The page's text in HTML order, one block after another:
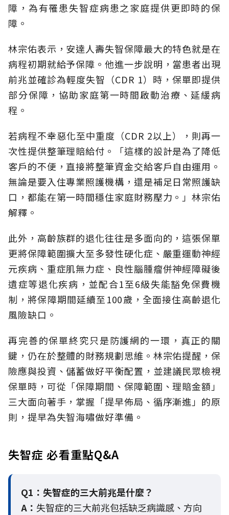
障，為有罹患失智症病患之家庭提供更即時的保
障。
林宗佑表示，安達人壽失智保障最大的特色就是在
病程初期就給予保障。他進一步說明，當患者出現
前兆並確診為輕度失智（CDR 1）時，保單即提供
部分保障，協助家庭第一時間啟動治療、延緩病
程。
若病程不幸惡化至中重度（CDR 2以上），則再一
次性提供整筆理賠給付。「這樣的設計是為了降低
客戶的不便，直接將整筆資金交給客戶自由運用。
無論是要入住專業照護機構，還是補足日常照護缺
口，都能在第一時間穩住家庭財務壓力。」林宗佑
解釋。
此外，高齡族群的退化往往是多面向的，這張保單
更將保障範圍擴大至多發性硬化症、嚴重運動神經
元疾病、重症肌無力症、良性腦腫瘤併神經障礙後
遺症等退化疾病，並配合1至6級失能豁免保費機
制，將保障期間延續至100歲，全面接住高齡退化
風險缺口。
再完善的保單終究只是防護網的一環，真正的關
鍵，仍在於整體的財務規劃思維。 林宗佑提醒，保
險應與投資、儲蓄做好平衡配置，並建議民眾檢視
保單時，可從「保障期間、保障範圍、理賠金額」
三大面向著手，掌握「提早佈局、循序漸進」的原
則，提早為失智海嘯做好準備。
失智症 必看重點Q&A
Q1：失智症的三大前兆是什麼？
A： 失智症的三大前兆包括缺乏病識感、方向